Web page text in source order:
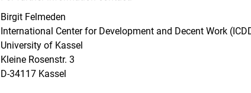
Birgit Felmeden
International Center for Development and Decent Work
University of Kassel
Kleine Rosenstr. 3
D-34117 Kassel